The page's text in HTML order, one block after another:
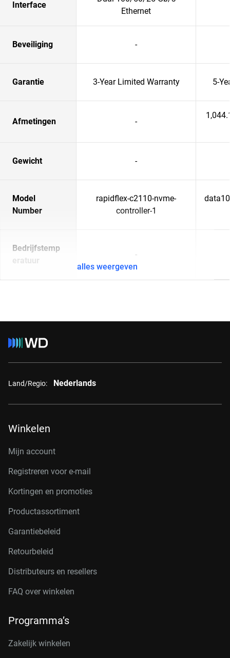
Interface
Ethernet
Beveiliging -
Garantie 3-Year Limited Warranty 5-
Afmetingen -
Gewicht -
Model
Number
rapidflex-c2110-nvme-
controller-1
Bedrijfstemp
eratuur
-
alles weergeven
Land/Regio: Nederlands
Winkelen
Mijn account
Registreren voor e-mail
Kortingen en promoties
Productassortiment
Garantiebeleid
Retourbeleid
Distributeurs en resellers
FAQ over winkelen
Programma’s
Zakelijk winkelen